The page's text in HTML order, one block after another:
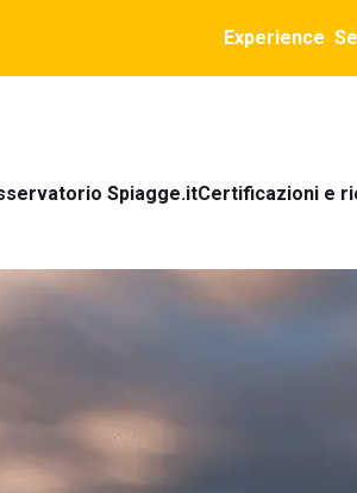
Experience
Spiagge.itCertificazioni e